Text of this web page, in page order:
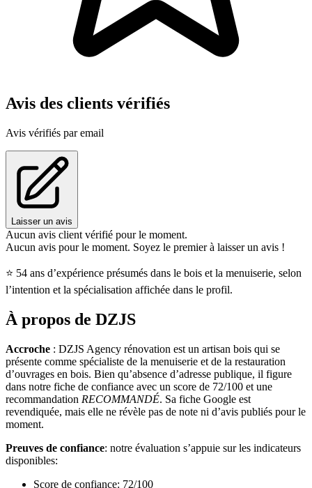
Avis des clients vérifiés
Avis vérifiés par email
Laisser un avis
Aucun avis client vérifié pour le moment.
Aucun avis pour le moment. Soyez le premier à laisser un avis !
⭐ 54 ans d’expérience présumés dans le bois et la menuiserie, selon
l’intention et la spécialisation affichée dans le profil.
À propos de DZJS
Accroche : DZJS Agency rénovation est un artisan bois qui se
présente comme spécialiste de la menuiserie et de la restauration
d’ouvrages en bois. Bien qu’absence d’adresse publique, il figure
dans notre fiche de confiance avec un score de 72/100 et une
recommandation RECOMMANDÉ. Sa fiche Google est
revendiquée, mais elle ne révèle pas de note ni d’avis publiés pour le
moment.
Preuves de confiance: notre évaluation s’appuie sur les indicateurs
disponibles:
Score de confiance: 72/100